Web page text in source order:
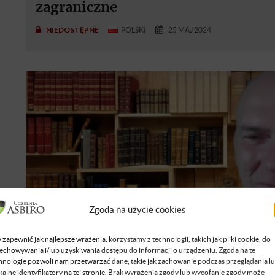
Zgoda na użycie cookies
zapewnić jak najlepsze wrażenia, korzystamy z technologii, takich jak pliki cookie, do
i/lub uzyskiwania dostępu do informacji o urządzeniu. Zgoda na te
pozwoli nam przetwarzać dane, takie jak zachowanie podczas przeglądania
identyfikatory na tej stronie. Brak wyrażenia zgody lub wycofanie zgody może
zagraniczne
NIEDOSTĘPNE POLSKI 25 MAJ 2024